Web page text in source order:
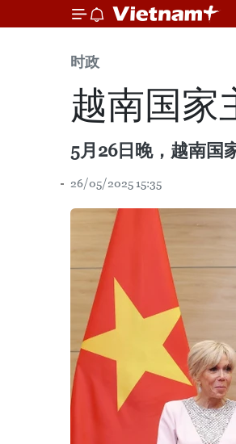
时政
越南国家
5月26日晚，越南国
26/05/2025 15:35